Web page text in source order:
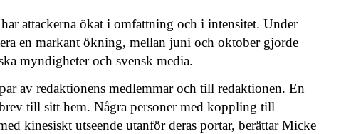
attackerna ökat i omfattning och i intensitet. Under
en markant ökning, mellan juni och oktober gjorde
myndigheter och svensk media.
av redaktionens medlemmar och till redaktionen. En
till sitt hem. Några personer med koppling till
kinesiskt utseende utanför deras portar, berättar Micke